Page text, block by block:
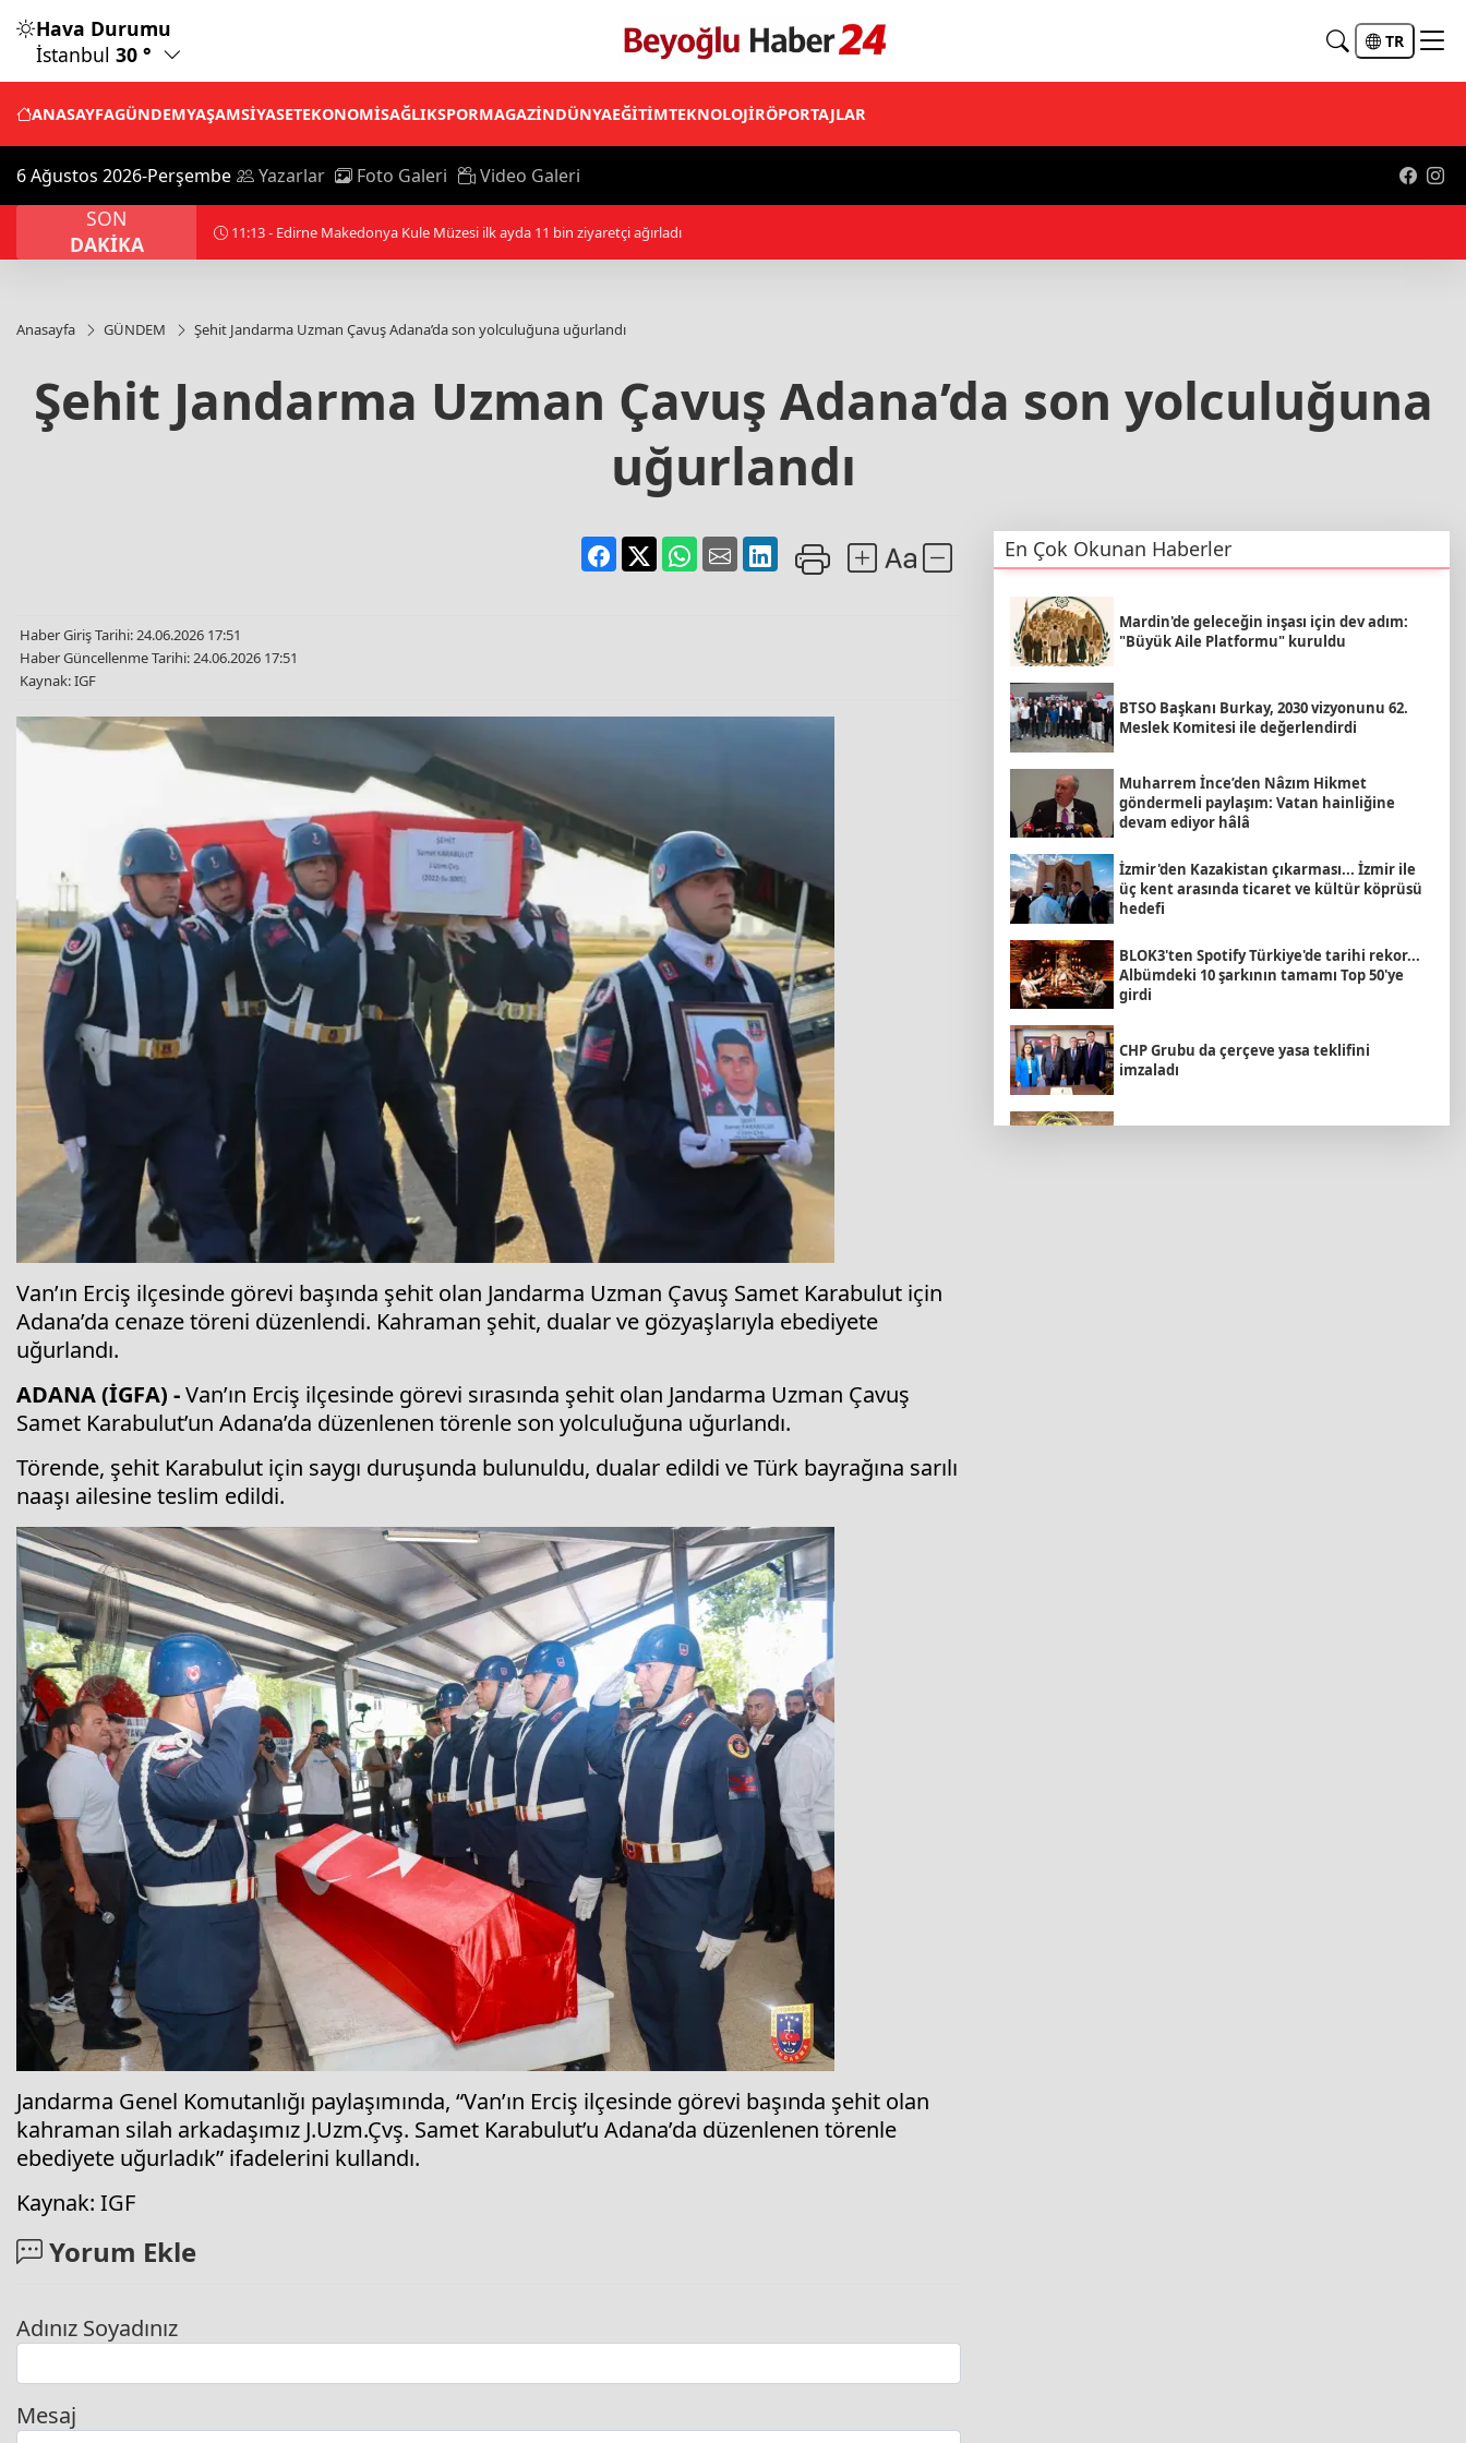
Hava Durumu
İstanbul 30 ° TR
ANASAYFAGÜNDEMYAŞAMSİYASETEKONOMİSAĞLIKSPORMAGAZİNDÜNYAEĞİTİMTEKNOLOJİRÖPORTAJLAR
6 Ağustos 2026-Perşembe Yazarlar Foto Galeri Video Galeri
SON
DAKİKA
14:20 - Türkiye ve 7 ülke, İsrail’in Gazze’de uluslararası insani hukuk ihlallerini en şiddetli şekilde kınadı
Anasayfa GÜNDEM Şehit Jandarma Uzman Çavuş Adana’da son yolculuğuna uğurlandı
Şehit Jandarma Uzman Çavuş Adana’da son yolculuğuna
uğurlandı
Haber Giriş Tarihi: 24.06.2026 17:51
Haber Güncellenme Tarihi: 24.06.2026 17:51
Kaynak: IGF
Van’ın Erciş ilçesinde görevi başında şehit olan Jandarma Uzman Çavuş Samet Karabulut için
Adana’da cenaze töreni düzenlendi. Kahraman şehit, dualar ve gözyaşlarıyla ebediyete
uğurlandı.
ADANA (İGFA) -Van’ın Erciş ilçesinde görevi sırasında şehit olan Jandarma Uzman Çavuş
Samet Karabulut’un Adana’da düzenlenen törenle son yolculuğuna uğurlandı.
Törende, şehit Karabulut için saygı duruşunda bulunuldu, dualar edildi ve Türk bayrağına sarılı
naaşı ailesine teslim edildi.
Jandarma Genel Komutanlığı paylaşımında, “Van’ın Erciş ilçesinde görevi başında şehit olan
kahraman silah arkadaşımız J.Uzm.Çvş. Samet Karabulut’u Adana’da düzenlenen törenle
ebediyete uğurladık” ifadelerini kullandı.
Kaynak: IGF
Yorum Ekle
Adınız Soyadınız
Mesaj
En Çok Okunan Haberler
Mardin'de geleceğin inşası için dev adım:
"Büyük Aile Platformu" kuruldu
BTSO Başkanı Burkay, 2030 vizyonunu 62.
Meslek Komitesi ile değerlendirdi
Muharrem İnce’den Nâzım Hikmet
göndermeli paylaşım: Vatan hainliğine
devam ediyor hâlâ
İzmir'den Kazakistan çıkarması... İzmir ile
üç kent arasında ticaret ve kültür köprüsü
hedefi
BLOK3'ten Spotify Türkiye'de tarihi rekor...
Albümdeki 10 şarkının tamamı Top 50'ye
girdi
CHP Grubu da çerçeve yasa teklifini
imzaladı